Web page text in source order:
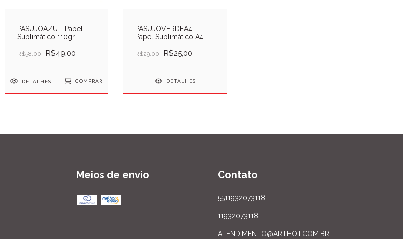
PASUJOAZU - Papel
Sublimático 110gr -
Folhas
R$58,00 R$49,00
DETALHES COMPRAR
PASUJOVERDEA4 -
Papel Sublimático A4
Bebe - Pcte
R$29,00 R$25,00
DETALHES
Meios de envio Contato
5511932073118
11932073118
ATENDIMENTO@ARTHOT.COM.BR